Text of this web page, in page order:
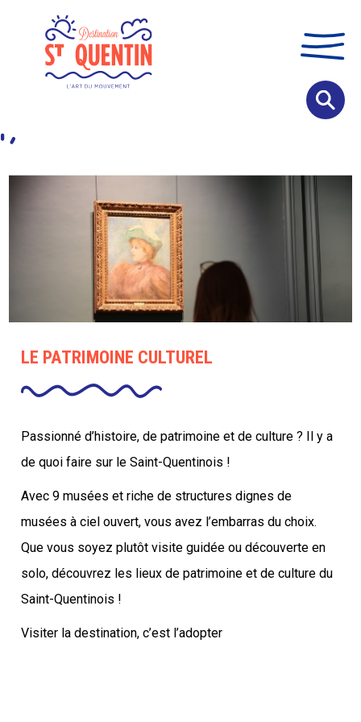
LE PATRIMOINE CULTUREL
Passionné d’histoire, de patrimoine et de culture ? Il y a
de quoi faire sur le Saint-Quentinois !
Avec 9 musées et riche de structures dignes de
musées à ciel ouvert, vous avez l’embarras du choix.
Que vous soyez plutôt visite guidée ou découverte en
solo, découvrez les lieux de patrimoine et de culture du
Saint-Quentinois !
Visiter la destination, c’est l’adopter